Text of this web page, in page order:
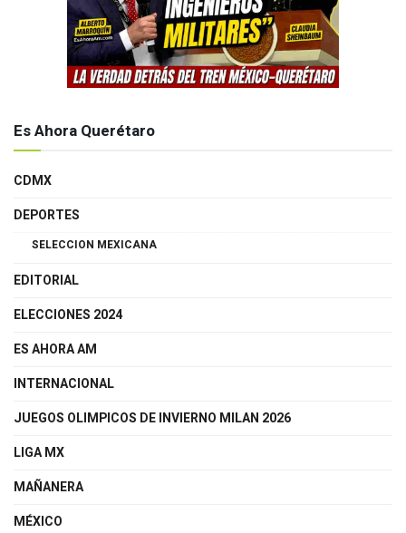
Es Ahora Querétaro
CDMX
DEPORTES
SELECCION MEXICANA
EDITORIAL
ELECCIONES 2024
ES AHORA AM
INTERNACIONAL
JUEGOS OLIMPICOS DE INVIERNO MILAN 2026
LIGA MX
MAÑANERA
MÉXICO